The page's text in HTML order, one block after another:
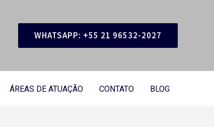
WHATSAPP: +55 21 96532-2027
ÁREAS DE ATUAÇÃO CONTATO BLOG